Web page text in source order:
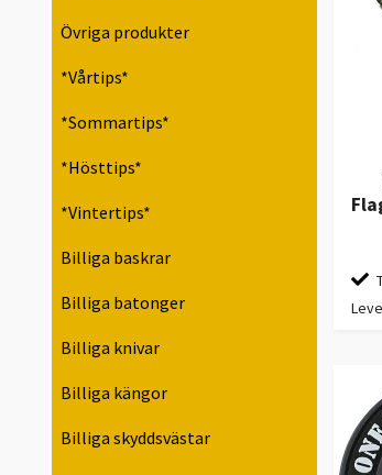
Övriga produkter
*Vårtips*
*Sommartips*
*Hösttips*
*Vintertips*
Billiga baskrar
Billiga batonger
Billiga knivar
Billiga kängor
Billiga skyddsvästar